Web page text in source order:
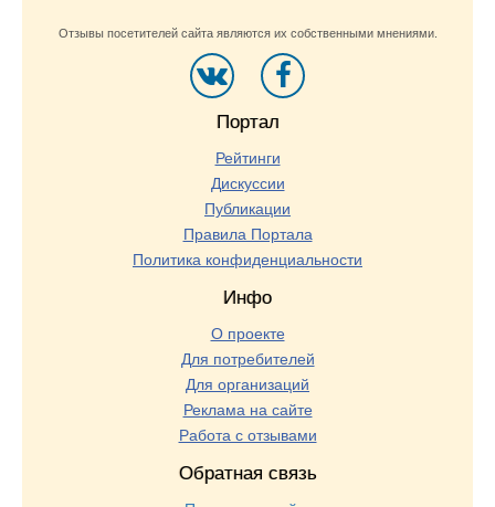
Отзывы посетителей сайта являются их собственными мнениями.
Портал
Рейтинги
Дискуссии
Публикации
Правила Портала
Политика конфиденциальности
Инфо
О проекте
Для потребителей
Для организаций
Реклама на сайте
Работа с отзывами
Обратная связь